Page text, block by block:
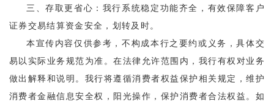
三、存取更省心：我行 系统稳定功能齐全，有效保障客户
证券 交易结算资金 安全，划转及时。
本宣传内容仅供参考，不构成本行之要约或义务 ，具体交
易以实际业务规范为准。在法律允许范围内，我行有权对业务
做出解释和说明。我行将遵循消费者权益保护相关规定，维护
消费者金融信息安全权，阳光操作，保护消费者合法权益。如